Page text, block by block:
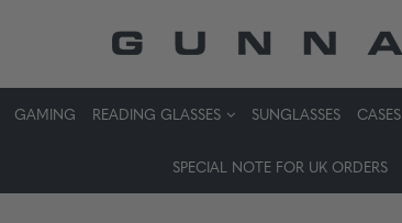
GAMING READING GLASSES SUNGLASSES CASES
SPECIAL NOTE FOR UK ORDERS